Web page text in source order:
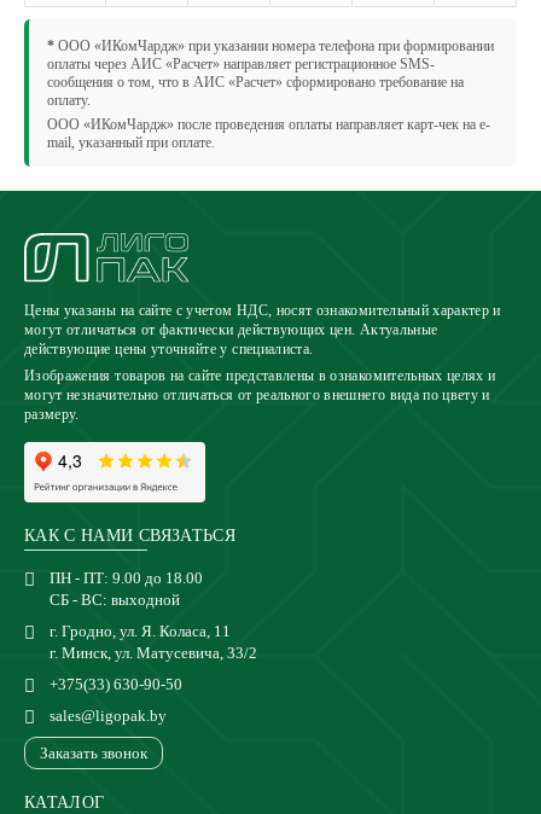
* ООО «ИКомЧардж» при указании номера телефона при формировании
оплаты через АИС «Расчет» направляет регистрационное SMS-
сообщения о том, что в АИС «Расчет» сформировано требование на
оплату.
ООО «ИКомЧардж» после проведения оплаты направляет карт-чек на e-
mail, указанный при оплате.
Цены указаны на сайте с учетом НДС, носят ознакомительный характер и
могут отличаться от фактически действующих цен. Актуальные
действующие цены уточняйте у специалиста.
Изображения товаров на сайте представлены в ознакомительных целях и
могут незначительно отличаться от реального внешнего вида по цвету и
размеру.
КАК С НАМИ СВЯЗАТЬСЯ
ПН - ПТ: 9.00 до 18.00
СБ - ВС: выходной
г. Гродно, ул. Я. Коласа, 11
г. Минск, ул. Матусевича, 33/2
+375(33) 630-90-50
sales@ligopak.by
Заказать звонок
КАТАЛОГ